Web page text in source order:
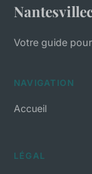
Votre guide
NAVIGATION
Accueil
LÉGAL